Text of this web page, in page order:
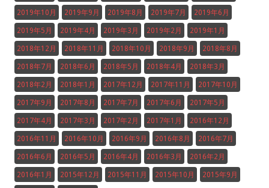
2019年10月 2019年9月 2019年8月 2019年7月 2019年6月
2019年5月 2019年4月 2019年3月 2019年2月 2019年1月
2018年12月 2018年11月 2018年10月 2018年9月 2018年8月
2018年7月 2018年6月 2018年5月 2018年4月 2018年3月
2018年2月 2018年1月 2017年12月 2017年11月 2017年10月
2017年9月 2017年8月 2017年7月 2017年6月 2017年5月
2017年4月 2017年3月 2017年2月 2017年1月 2016年12月
2016年11月 2016年10月 2016年9月 2016年8月 2016年7月
2016年6月 2016年5月 2016年4月 2016年3月 2016年2月
2016年1月 2015年12月 2015年11月 2015年10月 2015年9月